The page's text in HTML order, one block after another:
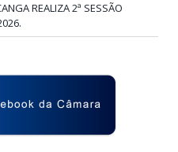
REALIZA 2ª SESSÃO